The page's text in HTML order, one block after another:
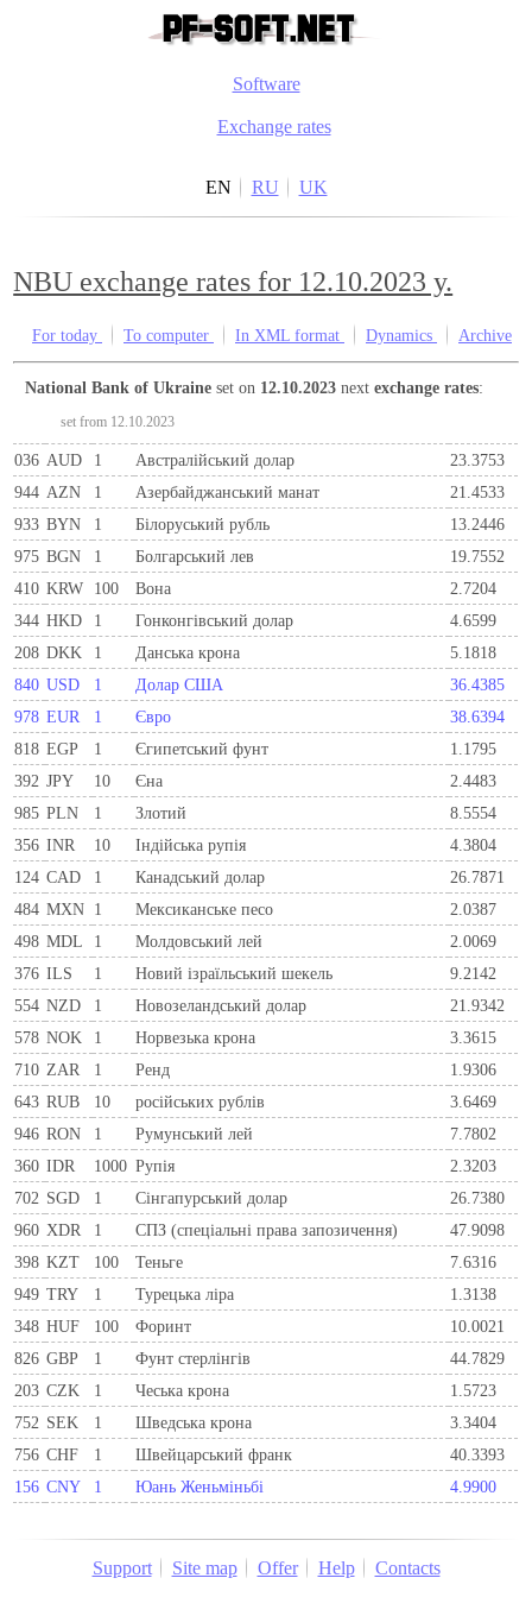
Software
Exchange rates
EN RU UK
NBU exchange rates for 12.10.2023 y.
For today To computer In XML format Dynamics Archive
National Bank of Ukraine set on 12.10.2023 nextexchange rates:
set from 12.10.2023
036 AUD 1 Австралійський долар
23.3753
944 AZN 1 Азербайджанський манат
21.4533
933 BYN 1 Бiлоруський рубль
13.2446
975 BGN 1 Болгарський лев
19.7552
410 KRW 100 Вона
2.7204
344 HKD 1 Гонконгівський долар
4.6599
208 DKK 1 Данська крона
5.1818
840 USD 1 Долар США
36.4385
978 EUR 1 Євро
38.6394
818 EGP 1 Єгипетський фунт
1.1795
392 JPY 10 Єна
2.4483
985 PLN 1 Злотий
8.5554
356 INR 10 Індійська рупія
4.3804
124 CAD 1 Канадський долар
26.7871
484 MXN 1 Мексиканське песо
2.0387
498 MDL 1 Молдовський лей
2.0069
376 ILS 1 Новий ізраїльський шекель
9.2142
554 NZD 1 Новозеландський долар
21.9342
578 NOK 1 Норвезька крона
3.3615
710 ZAR 1 Ренд
1.9306
643 RUB 10 російських рублів
3.6469
946 RON 1 Румунський лей
7.7802
360 IDR 1000 Рупія
2.3203
702 SGD 1 Сінгапурський долар
26.7380
960 XDR 1 СПЗ (спеціальні права запозичення)
47.9098
398 KZT 100 Теньге
7.6316
949 TRY 1 Турецька ліра
1.3138
348 HUF 100 Форинт
10.0021
826 GBP 1 Фунт стерлінгів
44.7829
203 CZK 1 Чеська крона
1.5723
752 SEK 1 Шведська крона
3.3404
756 CHF 1 Швейцарський франк
40.3393
156 CNY 1 Юань Женьміньбі 4.9900
Support Site map Offer Help Contacts